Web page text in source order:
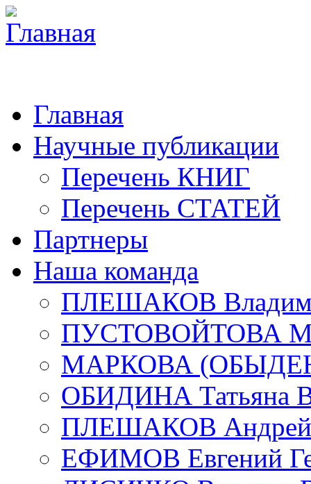
Главная
Научные публикации
Перечень КНИГ
Перечень СТАТЕЙ
Партнеры
Наша команда
ПЛЕШАКОВ
ПУСТОВОЙТОВА
МАРКОВА
ОБИДИНА Татьяна
ПЛЕШАКОВ Андрей
ЕФИМОВ Евгений